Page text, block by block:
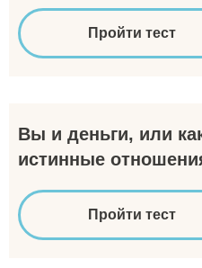
Пройти тест
Вы и деньги, или
истинные
Пройти тест